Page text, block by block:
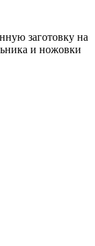
заготовку на
и ножовки